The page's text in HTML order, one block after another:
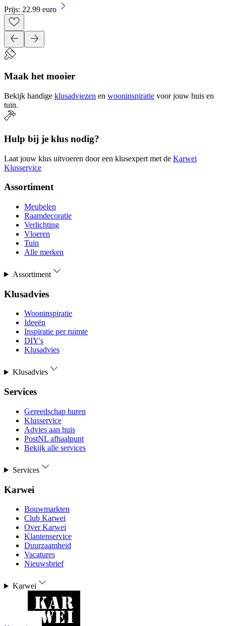
Prijs: 22.99 euro
Maak het mooier
Bekijk handige klusadviezen en wooninspiratie voor jouw huis en
tuin.
Hulp bij je klus nodig?
Laat jouw klus uitvoeren door een klusexpert met de Karwei
Klusservice
Assortiment
Meubelen
Raamdecoratie
Verlichting
Vloeren
Tuin
Alle merken
Assortiment
Klusadvies
Wooninspiratie
Ideeën
Inspiratie per ruimte
DIY's
Klusadvies
Klusadvies
Services
Gereedschap huren
Klusservice
Advies aan huis
PostNL afhaalpunt
Bekijk alle services
Services
Karwei
Bouwmarkten
Club Karwei
Over Karwei
Klantenservice
Duurzaamheid
Vacatures
Nieuwsbrief
Karwei